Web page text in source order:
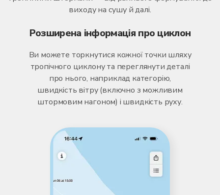
виходу на сушу й далі.
Розширена інформація про циклон
Ви можете торкнутися кожної точки шляху
тропічного циклону та переглянути деталі
про нього, наприклад категорію,
швидкість вітру (включно з можливим
штормовим нагоном) і швидкість руху.